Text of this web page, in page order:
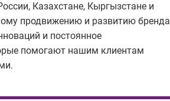
Казахстане, Кыргызстане и
продвижению и развитию бренда
и постоянное
помогают нашим клиентам